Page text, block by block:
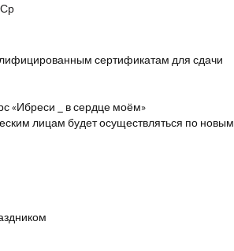
Ср
сертификатам для сдачи
«Ибреси _ в сердце моём»
лицам будет осуществляться по новым